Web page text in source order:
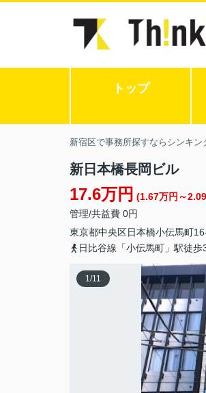
トップ
新宿区で事務所探すならシンキン
新日本橋長岡ビル
17.6万円 (1.67万円～
管理/共益費 0円
東京都中央区日本橋小伝馬町
日比谷線「小伝馬町」駅徒歩
1/11